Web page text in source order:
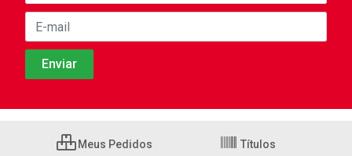
Meus Pedidos Títulos